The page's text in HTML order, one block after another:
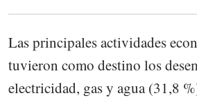
Las principales actividades
tuvieron como destino los
electricidad, gas y agua (31,8